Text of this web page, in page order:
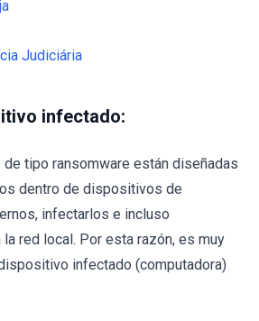
Judiciária
infectado:
tipo ransomware están diseñadas
dentro de dispositivos de
infectarlos e incluso
red local. Por esta razón, es muy
infectado (computadora)